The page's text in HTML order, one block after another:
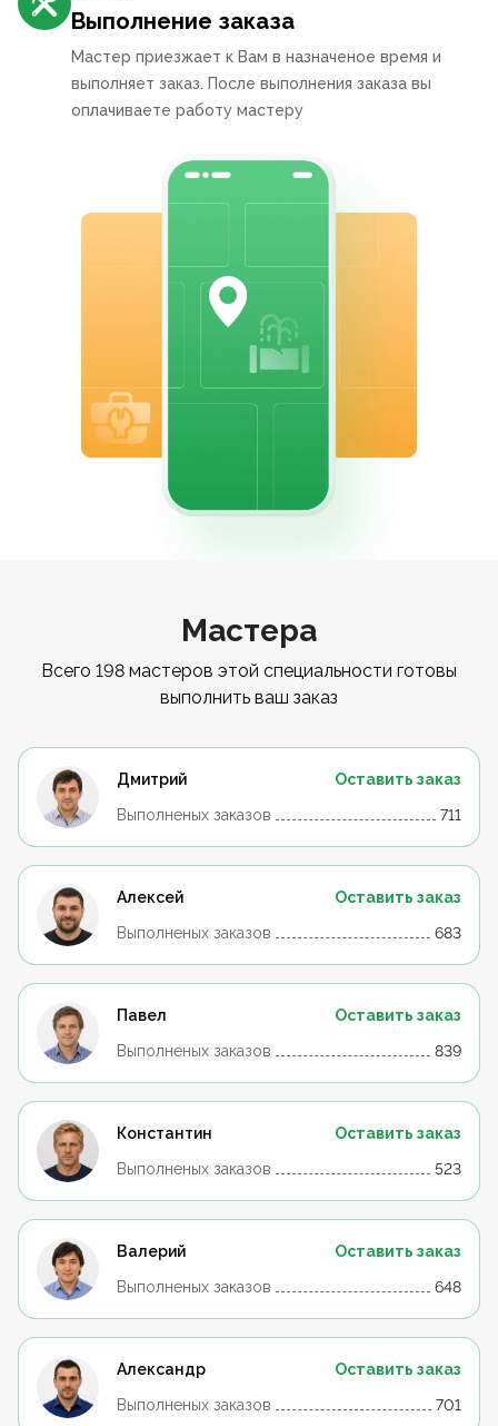
Выполнение заказа
Мастер приезжает к Вам в назначеное время и
выполняет заказ. После выполнения заказа вы
оплачиваете работу мастеру
Мастера
Всего 198 мастеров этой специальности готовы
выполнить ваш заказ
Дмитрий
Оставить заказ
Выполненых заказов
711
Алексей
Оставить заказ
Выполненых заказов
683
Павел
Оставить заказ
Выполненых заказов
839
Константин
Оставить заказ
Выполненых заказов
523
Валерий
Оставить заказ
Выполненых заказов
648
Александр
Оставить заказ
Выполненых заказов
701